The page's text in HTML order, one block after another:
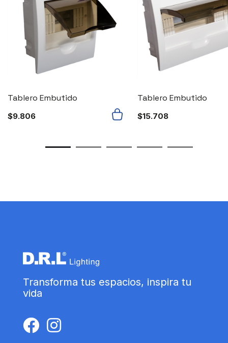
Tablero Embutido
$9.806
Tablero Embutido
$15.708
Transforma tus espacios, inspira tu
vida